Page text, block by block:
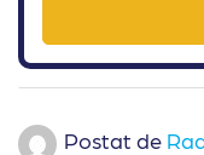
Postat de